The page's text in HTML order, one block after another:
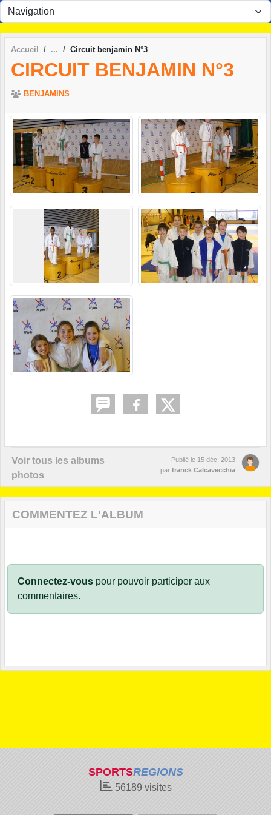
Accueil Circuit benjamin N°3
CIRCUIT BENJAMIN N°3
BENJAMINS
Voir tous les albums
photos
Publié le 15 déc. 2013
par franck Calcavecchia
COMMENTEZ L'ALBUM
Connectez-vous pour pouvoir participer aux
commentaires.
SPORTSREGIONS
56189 visites
Panneau de gestion des cookies